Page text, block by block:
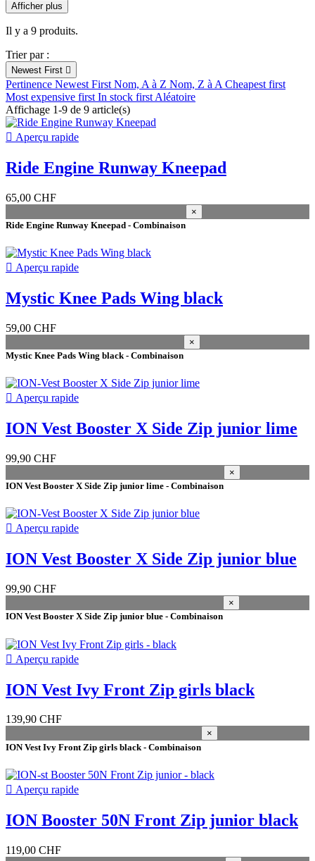
Filtres:
Effacer les filtres
Nouveaux Produits
Closeout
Closeout 1
En stock
En stock 8
Entrepôt Wind&Snow 3
genre
Femmes 3
Jeunesse 5
Brand
millésime
2026 1
2025 1
taille
L/XL
48 S 1
50 M
52 L 1
54 XL 1
taille enfants
104 1
128 1
140 5
frontzip - backzip
Frontzip
Frontzip
Sidezip
couleur
black
Afficher plus
Il y a 9 produits.
Trier par :
Newest First 
Pertinence Newest First Nom, A à Z Nom, Z à A Cheapest first
Most expensive first In stock first Aléatoire
Affichage 1-9 de 9 article(s)
 Aperçu rapide
Ride Engine Runway Kneepad
65,00 CHF
Ride Engine Runway Kneepad - Combinaison
×
 Aperçu rapide
Mystic Knee Pads Wing black
59,00 CHF
Mystic Knee Pads Wing black - Combinaison
×
 Aperçu rapide
ION Vest Booster X Side Zip junior lime
99,90 CHF
ION Vest Booster X Side Zip junior lime - Combinaison
×
 Aperçu rapide
ION Vest Booster X Side Zip junior blue
99,90 CHF
ION Vest Booster X Side Zip junior blue - Combinaison
×
 Aperçu rapide
ION Vest Ivy Front Zip girls black
139,90 CHF
ION Vest Ivy Front Zip girls black - Combinaison
×
 Aperçu rapide
ION Booster 50N Front Zip junior black
119,00 CHF